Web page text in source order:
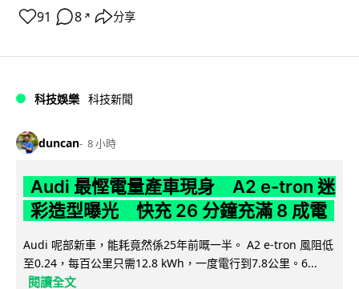
91 8 ↗ 分享
科技娛樂 科技新聞
duncan 8 小時
Audi 最慳電量產車現身 A2 e-tron 迷
彩造型曝光 快充 26 分鐘充滿 8 成電
Audi 呢部新車，能耗竟然係25年前嘅一半。 A2 e-tron 風阻低
至0.24，每百公里只需12.8 kWh，一度電行到7.8公里。6...
閱讀全文